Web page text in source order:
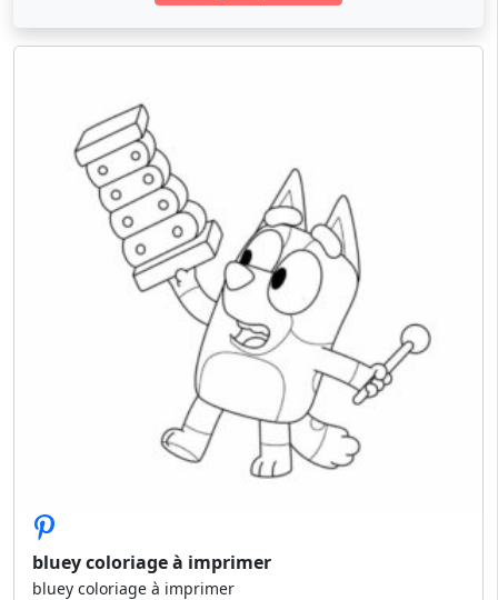
bluey coloriage à imprimer
bluey coloriage à imprimer